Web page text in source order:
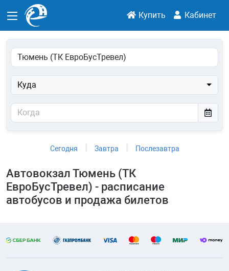
Купить Кабинет
Куда
Сегодня Завтра Послезавтра
Автовокзал Тюмень (ТК
ЕвроБусТревел) - расписание
автобусов и продажа билетов